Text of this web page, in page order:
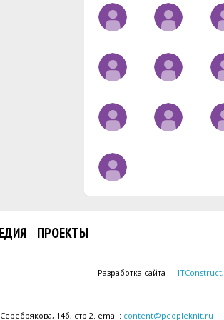
ПРОЕКТЫ
Разработка сайта — ITConstruct,
14б, стр.2. email: content@peopleknit.ru